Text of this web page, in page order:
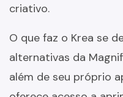
criativo.
O que faz o Krea se
alternativas da
além de seu próprio